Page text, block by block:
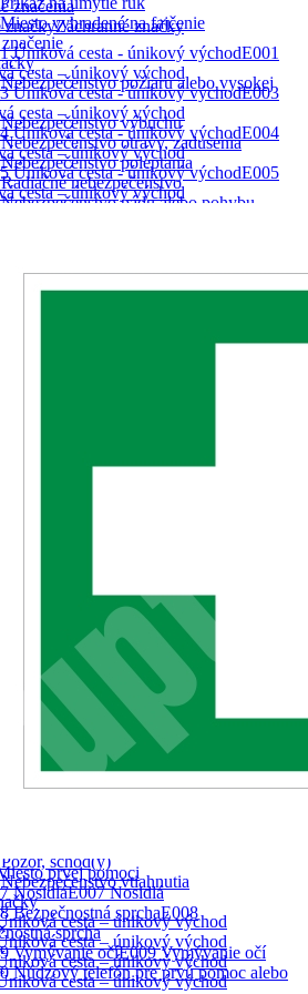
vyhradené na fajčenie
požiaru alebo vysokej
výbuchu
otravy, zadusenia
poleptania
nebezpečenstvo
pádu alebo pohybu
Nebezpečenstvo laserového lúča
Nebezpečenstvo zakopnutia
Nebezpečenstvo od akumulátorov
Nebezpečenstvo výbušného prostredia
Nebezpečenstvo od frézy
Nebezpečenstvo pomliaždenia
Nebezpečenstvo zosunutia alebo pádu
Nebezpečenstvo pri automatickom štarte
Nebezpečne horúca plocha
schod(y)
vtiahnutia
cesta – únikový východ
cesta – únikový východ
cesta – únikový východ
cesta – únikový východ
značenia
Záchranné značky
E001
cesta – únikový východ
E003
cesta – únikový východ
E004
cesta – únikový východ
E005
cesta – únikový východ
prvej pomoci
E007 Nosidlá
E008
sprcha
E009 Vymývanie očí